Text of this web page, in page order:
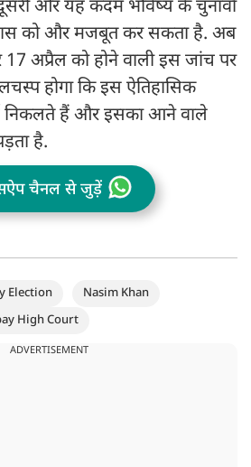
ओर यह कदम भविष्य के चुनावों
को और मजबूत कर सकता है. अब
अप्रैल को होने वाली इस जांच पर
होगा कि इस ऐतिहासिक
निकलते हैं और इसका आने वाले
है.
चैनल से जुड़ें
Election
Nasim Khan
High Court
ADVERTISEMENT